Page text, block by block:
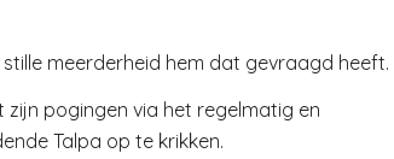
meerderheid hem dat gevraagd heeft.
pogingen via het regelmatig en
Talpa op te krikken.